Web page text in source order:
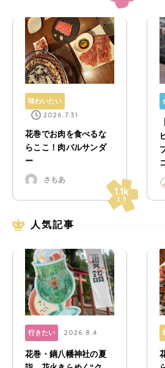
1.1k
まき
味わいたい
2026.7.31
花巻でお肉を食べるな
らここ！肉バルサンダ
ー
さもあ
人気記事
行きたい 2026.8.4
花巻・鏑八幡神社の夏